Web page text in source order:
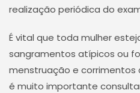
realização periódica do
É vital que toda mulher
sangramentos atípicos ou
menstruação e corrimentos
é muito importante